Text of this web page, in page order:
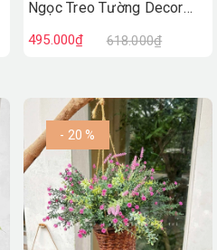
Ngọc Treo Tường Decor
495.000₫ 618.000₫
- 20 %